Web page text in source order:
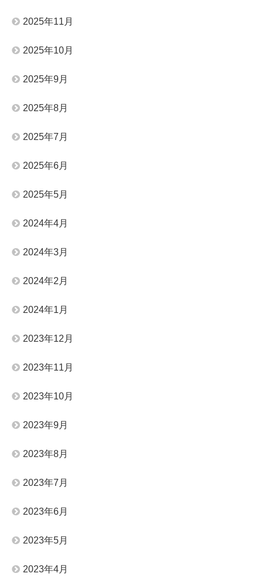
2025年11月
2025年10月
2025年9月
2025年8月
2025年7月
2025年6月
2025年5月
2024年4月
2024年3月
2024年2月
2024年1月
2023年12月
2023年11月
2023年10月
2023年9月
2023年8月
2023年7月
2023年6月
2023年5月
2023年4月